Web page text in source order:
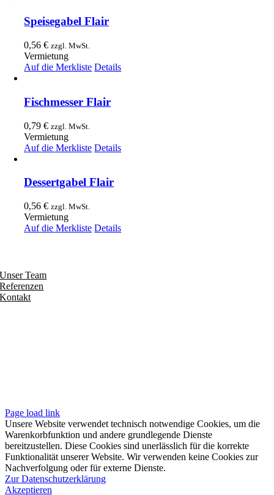
Speisegabel Flair
0,56€ zzgl. MwSt.
Vermietung
Auf die Merkliste Details
Fischmesser Flair
0,79€ zzgl. MwSt.
Vermietung
Auf die Merkliste Details
Dessertgabel Flair
0,56€ zzgl. MwSt.
Vermietung
Auf die Merkliste Details
Unser Team
Referenzen
Kontakt
Page load link
Unsere Website verwendet technisch notwendige Cookies, um die
Warenkorbfunktion und andere grundlegende Dienste
bereitzustellen. Diese Cookies sind unerlässlich für die korrekte
Funktionalität unserer Website. Wir verwenden keine Cookies zur
Nachverfolgung oder für externe Dienste.
Zur Datenschutzerklärung
Akzeptieren